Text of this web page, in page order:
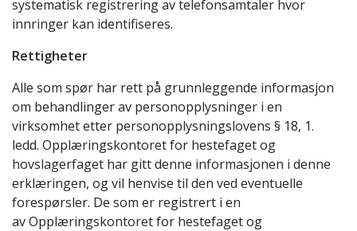
systematisk registrering av telefonsamtaler hvor
innringer kan identifiseres.
Rettigheter
Alle som spør har rett på grunnleggende informasjon
om behandlinger av personopplysninger i en
virksomhet etter personopplysningslovens § 18, 1.
ledd. Opplæringskontoret for hestefaget og
hovslagerfaget har gitt denne informasjonen i denne
erklæringen, og vil henvise til den ved eventuelle
forespørsler. De som er registrert i en
av Opplæringskontoret for hestefaget og